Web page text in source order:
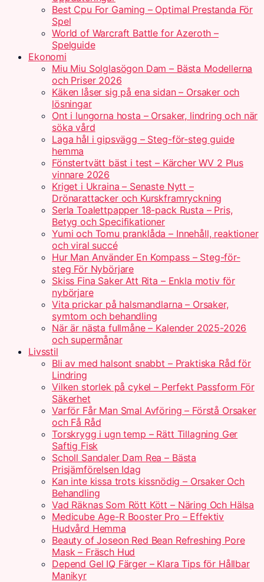
Best Cpu For Gaming – Optimal Prestanda För
Spel
World of Warcraft Battle for Azeroth –
Spelguide
Ekonomi
Miu Miu Solglasögon Dam – Bästa Modellerna
och Priser 2026
Käken låser sig på ena sidan – Orsaker och
lösningar
Ont i lungorna hosta – Orsaker, lindring och när
söka vård
Laga hål i gipsvägg – Steg-för-steg guide
hemma
Fönstertvätt bäst i test – Kärcher WV 2 Plus
vinnare 2026
Kriget i Ukraina – Senaste Nytt –
Drönarattacker och Kurskframryckning
Serla Toalettpapper 18-pack Rusta – Pris,
Betyg och Specifikationer
Yumi och Tomu pranklåda – Innehåll, reaktioner
och viral succé
Hur Man Använder En Kompass – Steg-för-
steg För Nybörjare
Skiss Fina Saker Att Rita – Enkla motiv för
nybörjare
Vita prickar på halsmandlarna – Orsaker,
symtom och behandling
När är nästa fullmåne – Kalender 2025-2026
och supermånar
Livsstil
Bli av med halsont snabbt – Praktiska Råd för
Lindring
Vilken storlek på cykel – Perfekt Passform För
Säkerhet
Varför Får Man Smal Avföring – Förstå Orsaker
och Få Råd
Torskrygg i ugn temp – Rätt Tillagning Ger
Saftig Fisk
Scholl Sandaler Dam Rea – Bästa
Prisjämförelsen Idag
Kan inte kissa trots kissnödig – Orsaker Och
Behandling
Vad Räknas Som Rött Kött – Näring Och Hälsa
Medicube Age-R Booster Pro – Effektiv
Hudvård Hemma
Beauty of Joseon Red Bean Refreshing Pore
Mask – Fräsch Hud
Depend Gel IQ Färger – Klara Tips för Hållbar
Manikyr